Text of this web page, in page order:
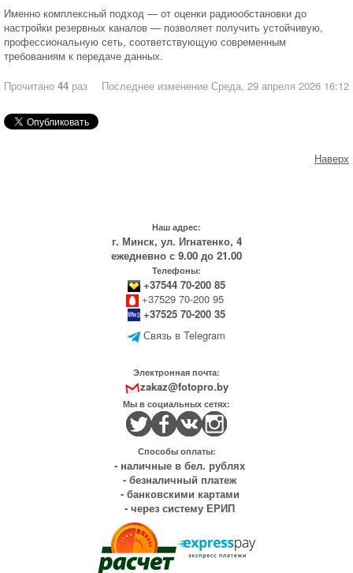
Именно комплексный подход — от оценки радиообстановки до
настройки резервных каналов — позволяет получить устойчивую,
профессиональную сеть, соответствующую современным
требованиям к передаче данных.
Прочитано 44 раз Последнее изменение Среда, 29 апреля 2026 16:12
Наверх
Наш адрес:
г. Минск, ул. Игнатенко, 4
ежедневно с 9.00 до 21.00
Телефоны:
+37544 70-200 85
+37529 70-200 95
+37525 70-200 35
Связь в Telegram
Электронная почта:
zakaz@fotopro.by
Мы в социальных сетях:
Способы оплаты:
- наличные в бел. рублях
- безналичный платеж
- банковскими картами
- через систему ЕРИП